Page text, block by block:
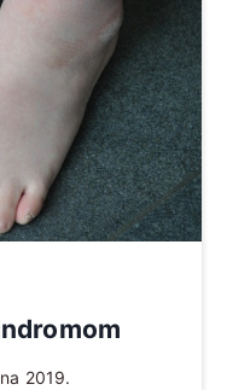
2019.